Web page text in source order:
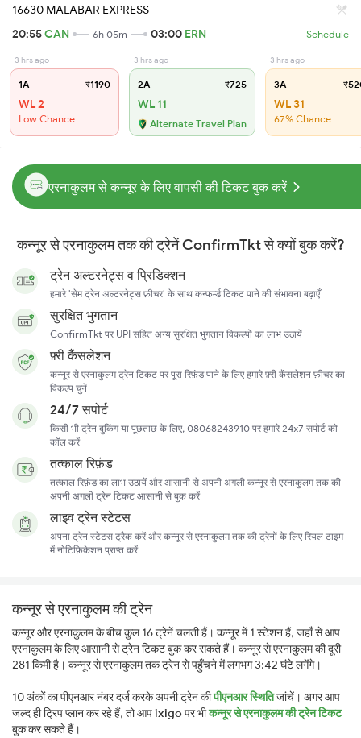
16630 MALABAR EXPRESS
20:55CAN 6h 05m 03:00 ERN Schedule
3 hrs ago
1A ₹1190
WL 2
Low Chance
3 hrs ago
2A ₹725
WL 11
Alternate Travel Plan
3 hrs ago
3A
WL 31
67% Chance
एरनाकुलम से कन्नूर के लिए वापसी की टिकट बुक करें
कन्नूर से एरनाकुलम तक की ट्रेनें ConfirmTkt से क्यों बुक करें?
ट्रेन अल्टरनेट्स व प्रिडिक्शन
हमारे 'सेम ट्रेन अल्टरनेट्स फ़ीचर' के साथ कन्फर्म्ड टिकट पाने की संभावना बढ़ाएँ
सुरक्षित भुगतान
ConfirmTkt पर UPI सहित अन्य सुरक्षित भुगतान विकल्पों का लाभ उठायें
फ़्री कैंसलेशन
कन्नूर से एरनाकुलम ट्रेन टिकट पर पूरा रिफ़ंड पाने के लिए हमारे फ़्री कैंसलेशन फ़ीचर का
विकल्प चुनें
24/7 सपोर्ट
किसी भी ट्रेन बुकिंग या पूछताछ के लिए, 08068243910 पर हमारे 24x7 सपोर्ट को
कॉल करें
तत्काल रिफ़ंड
तत्काल रिफ़ंड का लाभ उठायें और आसानी से अपनी अगली कन्नूर से एरनाकुलम तक की
अपनी अगली ट्रेन टिकट आसानी से बुक करें
लाइव ट्रेन स्टेटस
अपना ट्रेन स्टेटस ट्रैक करें और कन्नूर से एरनाकुलम तक की ट्रेनों के लिए रियल टाइम
में नोटिफ़िकेशन प्राप्त करें
कन्नूर से एरनाकुलम की ट्रेन
कन्नूर और एरनाकुलम के बीच कुल 16 ट्रेनें चलती हैं। कन्नूर में 1 स्टेशन हैं, जहाँ से आप
एरनाकुलम के लिए आसानी से ट्रेन टिकट बुक कर सकते हैं। कन्नूर से एरनाकुलम की दूरी
281 किमी है। कन्नूर से एरनाकुलम तक ट्रेन से पहुँचने में लगभग 3:42 घंटे लगेंगे।
10 अंकों का पीएनआर नंबर दर्ज करके अपनी ट्रेन कीपीएनआर स्थितिजांचें। अगर आप
जल्द ही ट्रिप प्लान कर रहे हैं, तो आपixigoपर भीकन्नूर से एरनाकुलम की ट्रेन टिकट
बुक कर सकते हैं।